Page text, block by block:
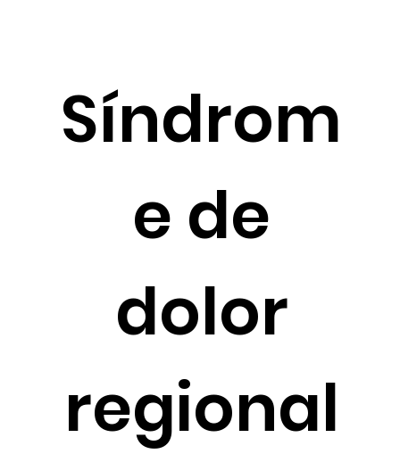
Síndrom
e de
dolor
regional